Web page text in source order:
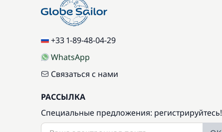
+33 1-89-48-04-29
WhatsApp
Связаться с нами
РАССЫЛКА
Специальные предложения: регистрируйтесь!